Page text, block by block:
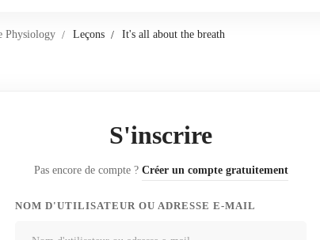
Physiology Leçons It's all about the breath
S'inscrire
Pas encore de compte ? Créer un compte gratuitement
NOM D'UTILISATEUR OU ADRESSE E-MAIL